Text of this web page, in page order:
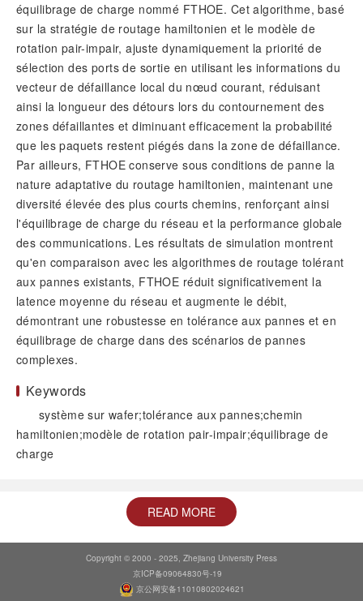
équilibrage de charge nommé FTHOE. Cet algorithme, basé
sur la stratégie de routage hamiltonien et le modèle de
rotation pair-impair, ajuste dynamiquement la priorité de
sélection des ports de sortie en utilisant les informations du
vecteur de défaillance local du nœud courant, réduisant
ainsi la longueur des détours lors du contournement des
zones défaillantes et diminuant efficacement la probabilité
que les paquets restent piégés dans la zone de défaillance.
Par ailleurs, FTHOE conserve sous conditions de panne la
nature adaptative du routage hamiltonien, maintenant une
diversité élevée des plus courts chemins, renforçant ainsi
l'équilibrage de charge du réseau et la performance globale
des communications. Les résultats de simulation montrent
qu'en comparaison avec les algorithmes de routage tolérant
aux pannes existants, FTHOE réduit significativement la
latence moyenne du réseau et augmente le débit,
démontrant une robustesse en tolérance aux pannes et en
équilibrage de charge dans des scénarios de pannes
complexes.
Keywords
système sur wafer;tolérance aux pannes;chemin
hamiltonien;modèle de rotation pair-impair;équilibrage de
charge
READ MORE
Copyright © 2000 - 2025, Zhejiang University Press
京ICP备09064830号-19
京公网安备11010802024621